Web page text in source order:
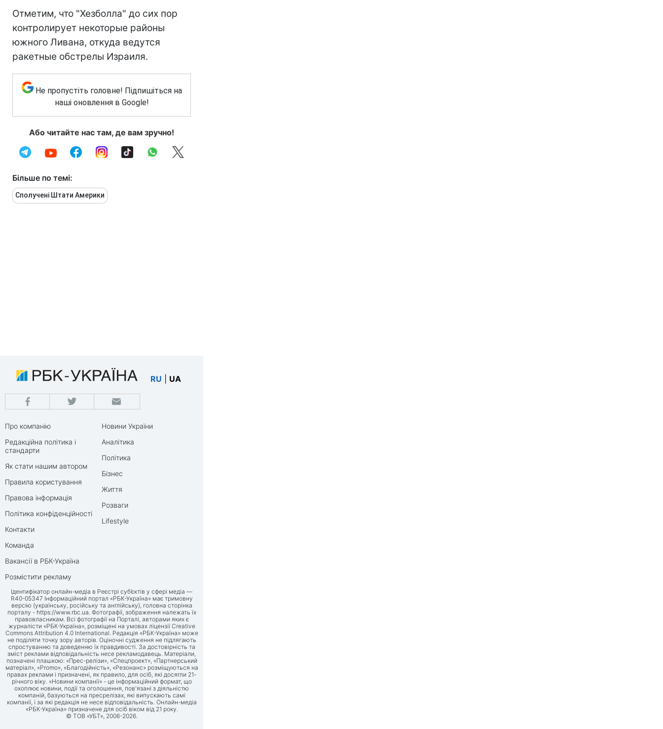
Отметим, что "Хезболла" до сих пор
контролирует некоторые районы
южного Ливана, откуда ведутся
ракетные обстрелы Израиля.
Не пропустіть головне! Підпишіться на
наші оновлення в Google!
Або читайте нас там, де вам зручно!
Більше по темі:
Сполучені Штати Америки
RU UA
Про компанію
Редакційна політика і
стандарти
Як стати нашим автором
Правила користування
Правова інформація
Політика конфіденційності
Контакти
Команда
Вакансії в РБК-Україна
Розмістити рекламу
Новини України
Аналітика
Політика
Бізнес
Життя
Розваги
Lifestyle
Ідентифікатор онлайн-медіа в Реєстрі суб’єктів у сфері медіа —
R40-05347 Інформаційний портал «РБК-Україна» має тримовну
версію (українську, російську та англійську), головна сторінка
порталу - https://www.rbc.ua. Фотографії, зображення належать їх
правовласникам. Всі фотографії на Порталі, авторами яких є
журналісти «РБК-Україна», розміщені на умовах ліцензії Creative
Commons Attribution 4.0 International. Редакція «РБК-Україна» може
не поділяти точку зору авторів. Оціночні судження не підлягають
спростуванню та доведенню їх правдивості. За достовірність та
зміст реклами відповідальність несе рекламодавець. Матеріали,
позначені плашкою: «Прес-релізи», «Спецпроект», «Партнерський
матеріал», «Promo», «Благодійність», «Резонанс» розміщуються на
правах реклами і призначені, як правило, для осіб, які досягли 21-
річного віку. «Новини компанії» - це інформаційний формат, що
охоплює новини, події та оголошення, пов'язані з діяльністю
компаній, базуються на пресрелізах, які випускають самі
компанії, і за які редакція не несе відповідальність. Онлайн-медіа
«РБК-Україна» призначене для осіб віком від 21 року.
© ТОВ «УБТ», 2006-2026.